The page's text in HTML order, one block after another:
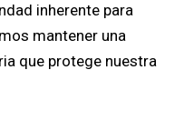
inherente para
mantener una
que protege nuestra